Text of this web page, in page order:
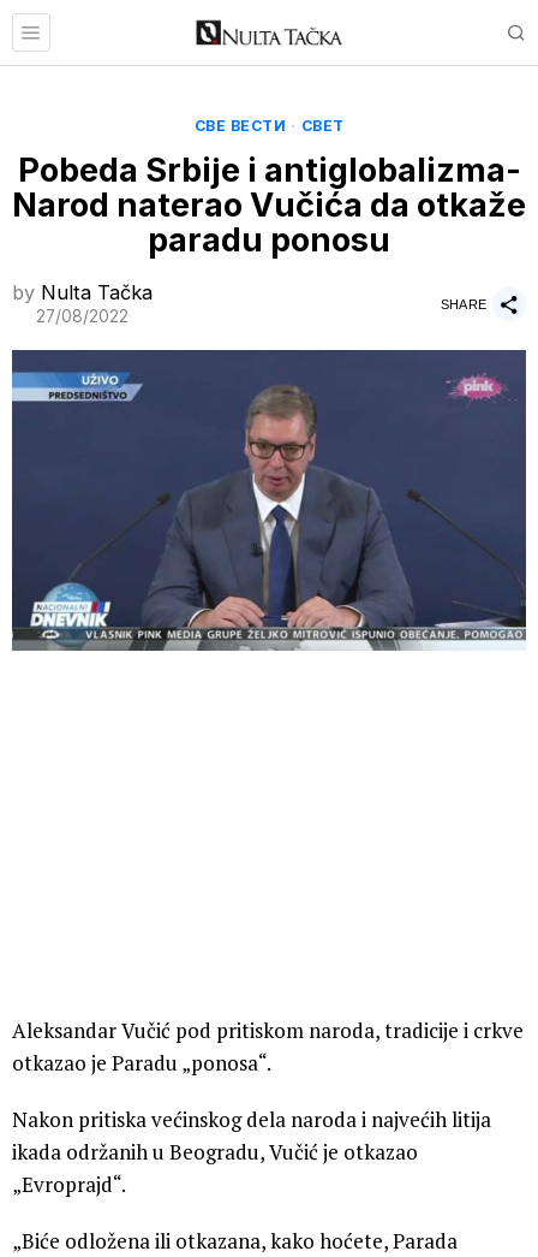
СВЕ ВЕСТИ · СВЕТ
Pobeda Srbije i antiglobalizma-
Narod naterao Vučića da otkaže
paradu ponosu
by Nulta Tačka
27/08/2022
SHARE
Aleksandar Vučić pod pritiskom naroda, tradicije i crkve
otkazao je Paradu „ponosa“.
Nakon pritiska većinskog dela naroda i najvećih litija
ikada održanih u Beogradu, Vučić je otkazao
„Evroprajd“.
„Biće odložena ili otkazana, kako hoćete, Parada